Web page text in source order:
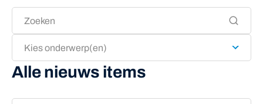
Kies onderwerp(en)
Alle nieuws items